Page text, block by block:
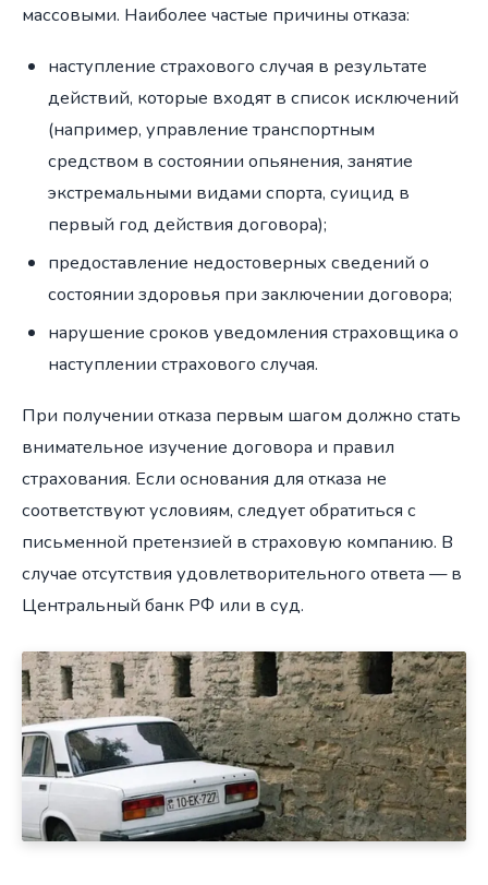
массовыми. Наиболее частые причины отказа:
наступление страхового случая в результате
действий, которые входят в список исключений
(например, управление транспортным
средством в состоянии опьянения, занятие
экстремальными видами спорта, суицид в
первый год действия договора);
предоставление недостоверных сведений о
состоянии здоровья при заключении договора;
нарушение сроков уведомления страховщика о
наступлении страхового случая.
При получении отказа первым шагом должно стать
внимательное изучение договора и правил
страхования. Если основания для отказа не
соответствуют условиям, следует обратиться с
письменной претензией в страховую компанию. В
случае отсутствия удовлетворительного ответа — в
Центральный банк РФ или в суд.